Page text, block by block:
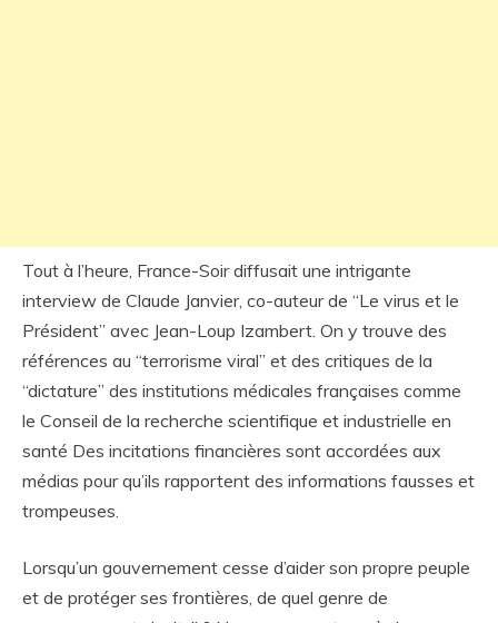
Tout à l’heure, France-Soir diffusait une intrigante
interview de Claude Janvier, co-auteur de “Le virus et le
Président” avec Jean-Loup Izambert. On y trouve des
références au “terrorisme viral” et des critiques de la
“dictature” des institutions médicales françaises comme
le Conseil de la recherche scientifique et industrielle en
santé Des incitations financières sont accordées aux
médias pour qu’ils rapportent des informations fausses et
trompeuses.
Lorsqu’un gouvernement cesse d’aider son propre peuple
et de protéger ses frontières, de quel genre de